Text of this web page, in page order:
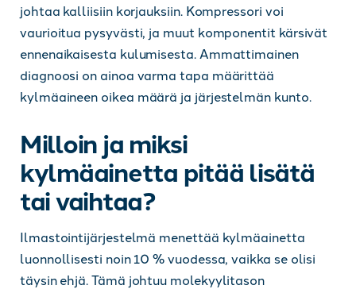
johtaa kalliisiin korjauksiin. Kompressori voi
vaurioitua pysyvästi, ja muut komponentit kärsivät
ennenaikaisesta kulumisesta. Ammattimainen
diagnoosi on ainoa varma tapa määrittää
kylmäaineen oikea määrä ja järjestelmän kunto.
Milloin ja miksi
kylmäainetta pitää lisätä
tai vaihtaa?
Ilmastointijärjestelmä menettää kylmäainetta
luonnollisesti noin 10 % vuodessa, vaikka se olisi
täysin ehjä. Tämä johtuu molekyylitason